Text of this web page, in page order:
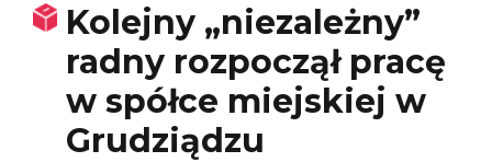
Kolejny „niezależny”
radny rozpoczął pracę
w spółce miejskiej w
Grudziądzu